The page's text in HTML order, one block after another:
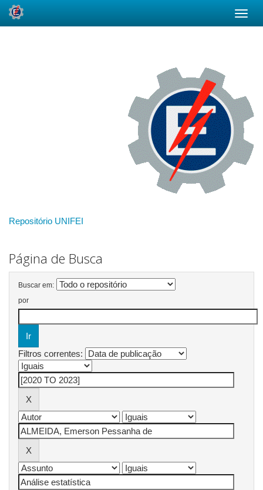
Repositório UNIFEI
Página de Busca
Buscar em:
por
Filtros correntes: